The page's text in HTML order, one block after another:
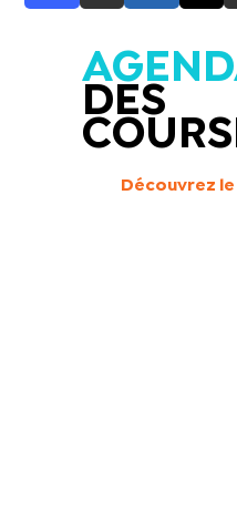
DES
Découvrez